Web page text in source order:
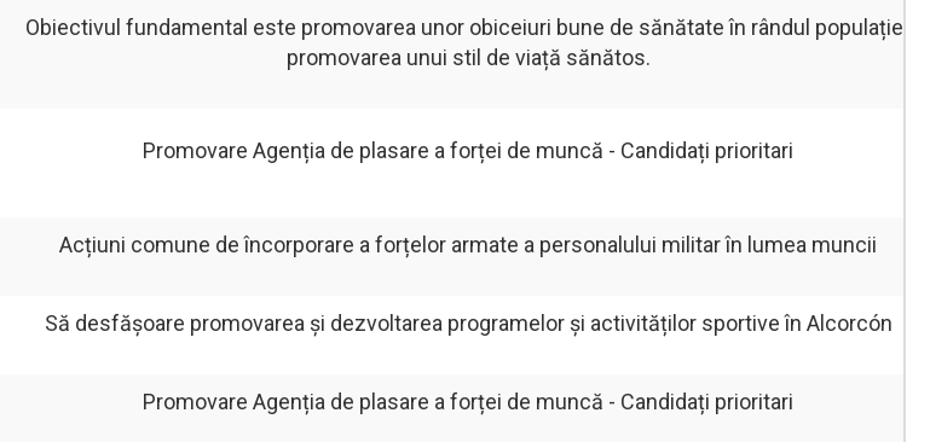
Obiectivul fundamental este promovarea unor obiceiuri bune de sănătate în rândul populației,
promovarea unui stil de viață sănătos.
Promovare Agenția de plasare a forței de muncă - Candidați prioritari
Acțiuni comune de încorporare a forțelor armate a personalului militar în lumea muncii
Să desfășoare promovarea și dezvoltarea programelor și activităților sportive în Alcorcón
Promovare Agenția de plasare a forței de muncă - Candidați prioritari